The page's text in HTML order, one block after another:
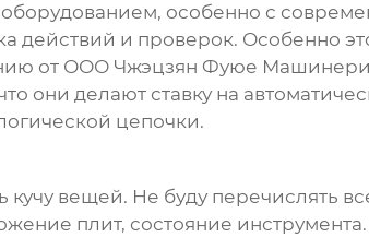
особенно с
и проверок. Особенно
от ООО Чжэцзян Фуюе
они делают ставку на
цепочки.
кучу вещей. Не буду перечислять
плит, состояние